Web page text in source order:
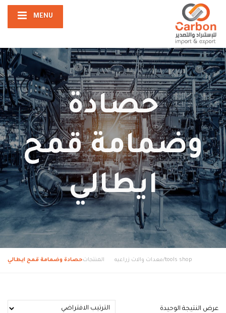
MENU
حصادة
وضمامة قمح
ايطالي
tools shop/معدات والات زراعيه المنتجاتحصادة وضمامة قمح ايطالي
عرض النتيجة الوحيدة